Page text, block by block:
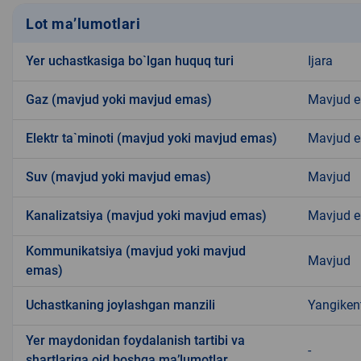
Lot ma’lumotlari
Yer uchastkasiga bo`lgan huquq turi Ijara
Gaz (mavjud yoki mavjud emas) Mavjud
Elektr ta`minoti (mavjud yoki mavjud emas) Mavjud
Suv (mavjud yoki mavjud emas) Mavjud
Kanalizatsiya (mavjud yoki mavjud emas) Mavjud
Kommunikatsiya (mavjud yoki mavjud
emas)
Mavjud
Uchastkaning joylashgan manzili
Yer maydonidan foydalanish tartibi va
-